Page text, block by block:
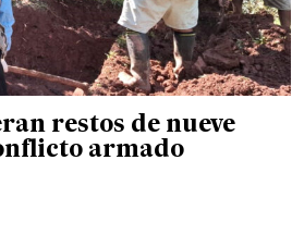
restos de nueve
armado